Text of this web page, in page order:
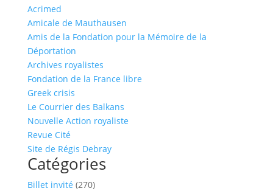
Acrimed
Amicale de Mauthausen
Amis de la Fondation pour la Mémoire de la
Déportation
Archives royalistes
Fondation de la France libre
Greek crisis
Le Courrier des Balkans
Nouvelle Action royaliste
Revue Cité
Site de Régis Debray
Catégories
Billet invité (270)